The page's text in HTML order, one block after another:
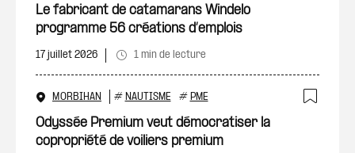
Le fabricant de catamarans Windelo
programme 56 créations d’emplois
17 juillet 2026 1 min de lecture
MORBIHAN # NAUTISME # PME
Odyssée Premium veut démocratiser la
copropriété de voiliers premium